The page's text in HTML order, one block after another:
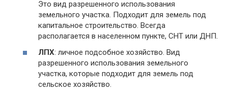
Это вид разрешенного использования
земельного участка. Подходит для земель под
капитальное строительство. Всегда
располагается в населенном пункте, СНТ или ДНП.
ЛПХ: личное подсобное хозяйство. Вид
разрешенного использования земельного
участка, которые подходит для земель под
сельское хозяйство.